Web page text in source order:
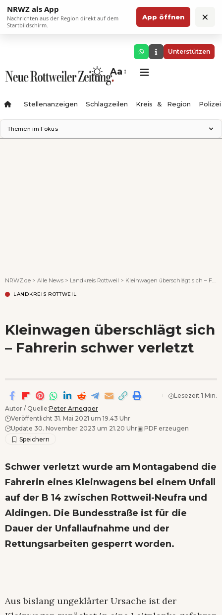
NRWZ als App
Nachrichten aus der Region direkt auf dem
Startbildschirm.
App öffnen ×
Unterstützen
Aa
Stellenanzeigen Schlagzeilen Kreis & Region Polizei
Themen im Fokus
NRWZ.de > Alle News > Landkreis Rottweil > Kleinwagen überschlägt sich – Fahrerin schwer verletzt
LANDKREIS ROTTWEIL
Kleinwagen überschlägt sich
– Fahrerin schwer verletzt
Autor / Quelle:Peter Arnegger
Veröffentlicht 31. Mai 2021 um 19.43 Uhr
Update 30. November 2023 um 21.20 Uhr▣ PDF erzeugen
Lesezeit 1 Min.
Schwer verletzt wurde am Montagabend die
Fahrerin eines Kleinwagens bei einem Unfall
auf der B 14 zwischen Rottweil-Neufra und
Aldingen. Die Bundesstraße ist für die
Dauer der Unfallaufnahme und der
Rettungsarbeiten gesperrt worden.
Aus bislang ungeklärter Ursache ist der